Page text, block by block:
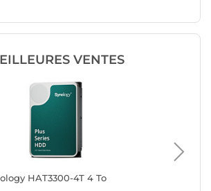
VENTES
HAT3300-4T 4 To